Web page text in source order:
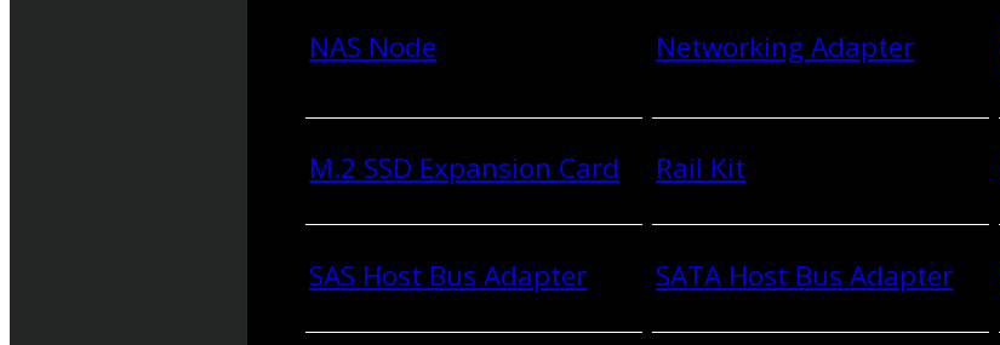
NAS Node Networking Adapter
M.2 SSD Expansion Card Rail Kit
SAS Host Bus Adapter SATA Host Bus Adapter